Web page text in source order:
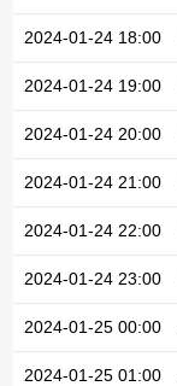
2024-01-24 18:00
2024-01-24 19:00
2024-01-24 20:00
2024-01-24 21:00
2024-01-24 22:00
2024-01-24 23:00
2024-01-25 00:00
2024-01-25 01:00